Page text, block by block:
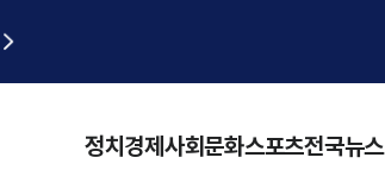
정치 경제사회문화스포츠전국뉴스